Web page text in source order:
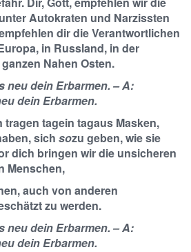
Autokraten und Narzissten
dir die Verantwortlichen
in Russland, in der
Nahen Osten.
neu dein Erbarmen. – A:
dein Erbarmen.
tragen tagein tagaus Masken,
sich sozu geben, wie sie
dich bringen wir die unsicheren
Menschen,
auch von anderen
zu werden.
neu dein Erbarmen. – A:
dein Erbarmen.